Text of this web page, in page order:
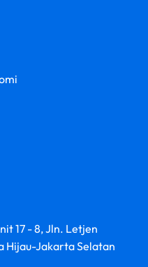
17 - 8, Jln. Letjen
Hijau-Jakarta Selatan